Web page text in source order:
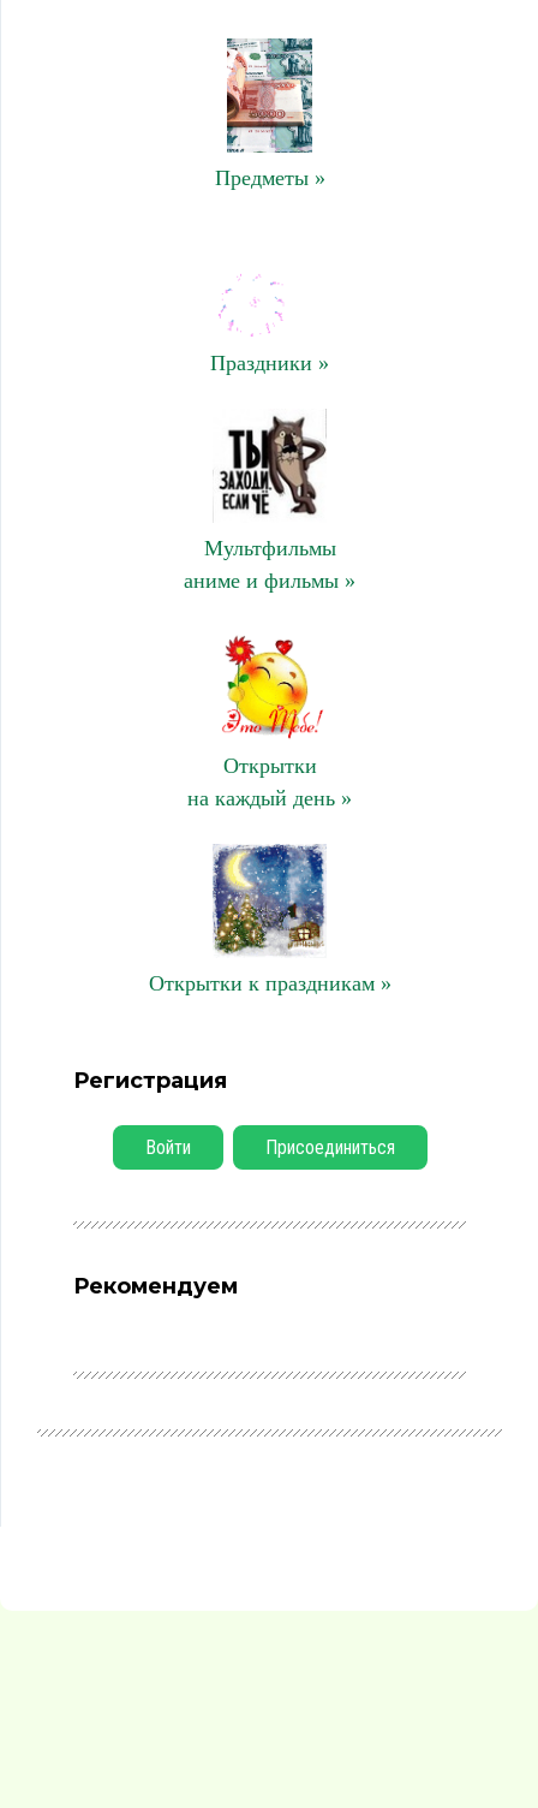
Предметы »
Праздники »
Мультфильмы
аниме и фильмы »
Открытки
на каждый день »
Открытки к праздникам »
Регистрация
Войти Присоединиться
Рекомендуем